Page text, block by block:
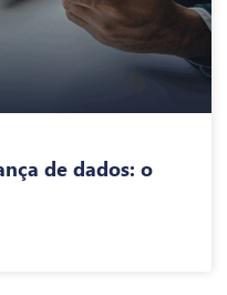
de dados: o